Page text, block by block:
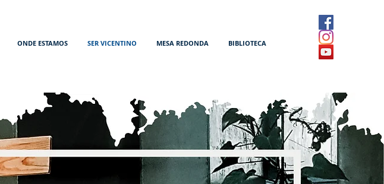
ONDE ESTAMOS SER VICENTINO MESA REDONDA BIBLIOTECA